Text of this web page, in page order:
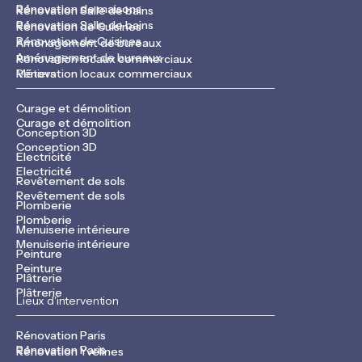
Rénovation de maisons
Rénovation Salle de bains
Rénovation Salle de bains
Rénovation de Cuisines
Rénovation de Cuisines
Aménagement de bureaux
Aménagement de bureaux
Rénovation locaux commerciaux
Rénovation locaux commerciaux
Métiers
Curage et démolition
Curage et démolition
Conception 3D
Conception 3D
Electricité
Electricité
Revêtement de sols
Revêtement de sols
Plomberie
Plomberie
Menuiserie intérieure
Menuiserie intérieure
Peinture
Peinture
Plâtrerie
Plâtrerie
Lieux d'intervention
Rénovation Paris
Rénovation Paris
Rénovation Yvelines